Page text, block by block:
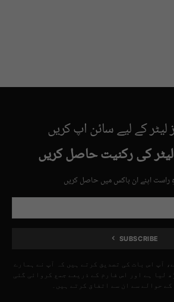
لیٹر کے لیے سائن اپ کریں
لیٹر کی رکنیت حاصل کریں
راست اپنے ان باکس میں حاصل کریں
SUBSCRIBE
آپ اس بات کی تصدیق کرتے ہیں کہ آپ نے ہمارے
لیا ہے اور اس فارم کے ذریعے جمع کروائی گئی
حوالے سے ان سے اتفاق کرتے ہیں۔